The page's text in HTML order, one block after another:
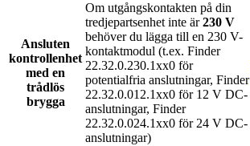
Ansluten
kontrollenhet
med en
trådlös
brygga
Om utgångskontakten på din
tredjepartsenhet inte är230 V
behöver du lägga till en 230 V-
kontaktmodul (t.ex. Finder
22.32.0.230.1xx0 för
potentialfria anslutningar, Finder
22.32.0.012.1xx0 för 12 V DC-
anslutningar, Finder
22.32.0.024.1xx0 för 24 V DC-
anslutningar)